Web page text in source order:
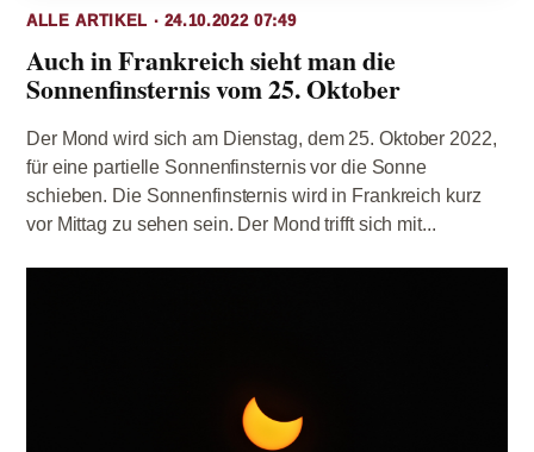
ALLE ARTIKEL · 24.10.2022 07:49
Auch in Frankreich sieht man die
Sonnenfinsternis vom 25. Oktober
Der Mond wird sich am Dienstag, dem 25. Oktober 2022,
für eine partielle Sonnenfinsternis vor die Sonne
schieben. Die Sonnenfinsternis wird in Frankreich kurz
vor Mittag zu sehen sein. Der Mond trifft sich mit...